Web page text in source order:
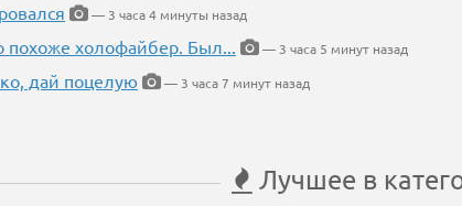
— 3 часа 4 минуты назад
похоже холофайбер. Был...
— 3 часа 5 минут назад
дай поцелую — 3 часа 7 минут назад
Лучшее в